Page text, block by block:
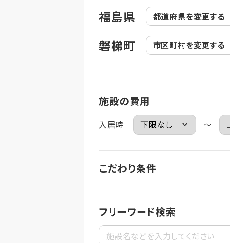
福島県 都道府県を変更する
磐梯町 市区町村を変更する
施設の費用
入居時 ～
こだわり条件
フリーワード検索